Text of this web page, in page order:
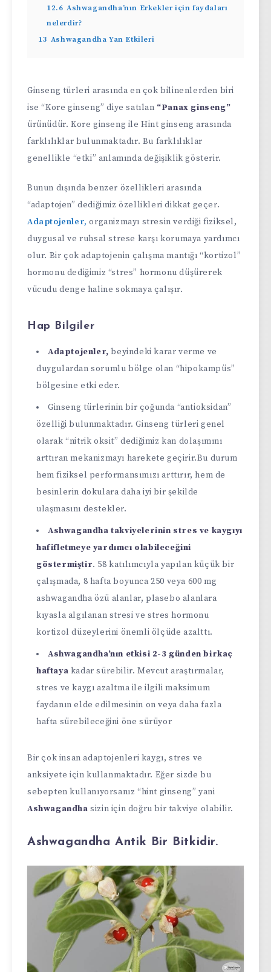
12.6 Ashwagandha’nın Erkekler için faydaları
nelerdir?
13 Ashwagandha Yan Etkileri
Ginseng türleri arasında en çok bilinenlerden biri
ise “Kore ginseng” diye satılan “Panax ginseng”
ürünüdür. Kore ginseng ile Hint ginseng arasında
farklılıklar bulunmaktadır. Bu farklılıklar
genellikle “etki” anlamında değişiklik gösterir.
Bunun dışında benzer özellikleri arasında
“adaptojen” dediğimiz özellikleri dikkat geçer.
Adaptojenler, organizmayı stresin verdiği fiziksel,
duygusal ve ruhsal strese karşı korumaya yardımcı
olur. Bir çok adaptojenin çalışma mantığı “kortizol”
hormonu dediğimiz “stres” hormonu düşürerek
vücudu denge haline sokmaya çalışır.
Hap Bilgiler
Adaptojenler, beyindeki karar verme ve
duygulardan sorumlu bölge olan “hipokampüs”
bölgesine etki eder.
Ginseng türlerinin bir çoğunda “antioksidan”
özelliği bulunmaktadır. Ginseng türleri genel
olarak “nitrik oksit” dediğimiz kan dolaşımını
arttıran mekanizmayı harekete geçirir.Bu durum
hem fiziksel performansımızı arttırır, hem de
besinlerin dokulara daha iyi bir şekilde
ulaşmasını destekler.
Ashwagandha takviyelerinin stres ve kaygıyı
hafifletmeye yardımcı olabileceğini
göstermiştir. 58 katılımcıyla yapılan küçük bir
çalışmada, 8 hafta boyunca 250 veya 600 mg
ashwagandha özü alanlar, plasebo alanlara
kıyasla algılanan stresi ve stres hormonu
kortizol düzeylerini önemli ölçüde azalttı.
Ashwagandha’nın etkisi 2-3 günden birkaç
haftaya kadar sürebilir. Mevcut araştırmalar,
stres ve kaygı azaltma ile ilgili maksimum
faydanın elde edilmesinin on veya daha fazla
hafta sürebileceğini öne sürüyor
Bir çok insan adaptojenleri kaygı, stres ve
anksiyete için kullanmaktadır. Eğer sizde bu
sebepten kullanıyorsanız “hint ginseng” yani
Ashwagandhasizin için doğru bir takviye olabilir.
Ashwagandha Antik Bir Bitkidir.